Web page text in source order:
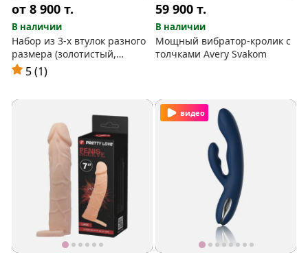
от 8 900т.
В наличии
Набор из 3-х втулок разного
размера (золотистый,
цветные стразы)
5 (1)
59 900т.
В наличии
Мощный вибратор-кролик с
толчками Avery Svakom
видео